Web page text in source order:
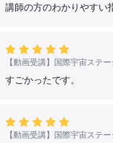
講師の方のわかりやすい
【動画受講】国際宇宙ステ
すごかったです。
【動画受講】国際宇宙ステ